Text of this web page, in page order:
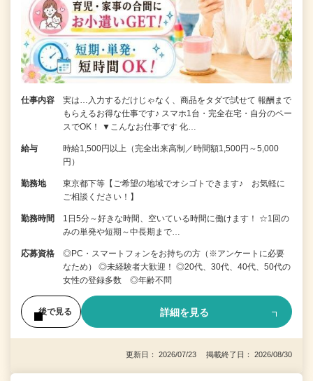
仕事内容
実は…入力するだけじゃなく、商品をタダで試せて 報酬まで
もらえるお得な仕事です♪ スマホ1台・完全在宅・自分のペー
スでOK！ ▼こんなお仕事です 化…
給与
時給1,500円以上（完全出来高制／時間額1,500円～5,000
円）
勤務地
東京都下等【ご希望の地域でオシゴトできます♪ お気軽に
ご相談ください！】
勤務時間
1日5分～好きな時間、空いている時間に働けます！ ☆1回の
みの単発や短期～中長期まで…
応募資格
◎PC・スマートフォンをお持ちの方（※アンケートに必要
なため） ◎未経験者大歓迎！ ◎20代、30代、40代、50代の
女性の登録多数 ◎年齢不問
後で見る 詳細を見る
更新日： 2026/07/23 掲載終了日： 2026/08/30